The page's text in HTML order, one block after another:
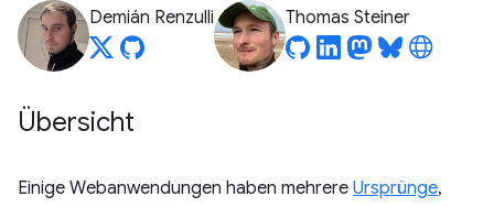
Demián Renzulli Thomas Steiner
Übersicht
Einige Webanwendungen haben mehrere Ursprünge,